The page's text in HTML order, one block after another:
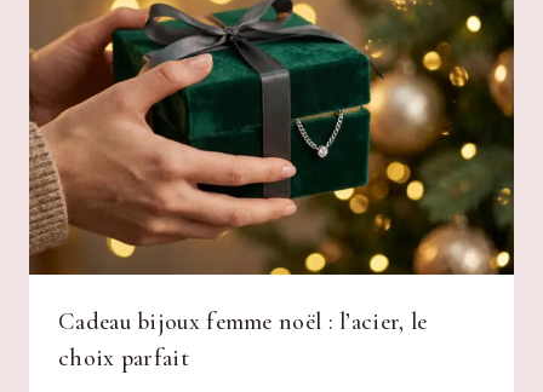
Cadeau bijoux femme noël : l’acier, le
choix parfait